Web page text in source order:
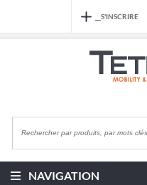
__S'INSCRIRE
NAVIGATION